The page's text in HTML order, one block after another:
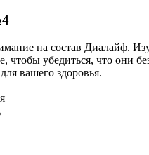
на состав Диалайф.
чтобы убедиться, что они
вашего здоровья.